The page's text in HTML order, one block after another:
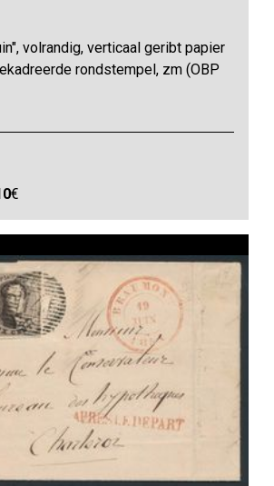
volrandig, verticaal geribt papier
rondstempel, zm (OBP
€